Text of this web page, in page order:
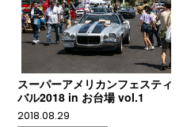
スーパーアメリカンフェスティ
バル2018 in お台場 vol.1
2018.08.29